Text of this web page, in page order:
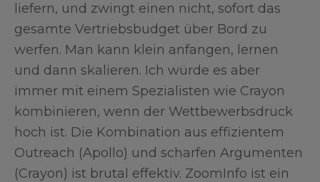
liefern, und zwingt einen nicht, sofort das
gesamte Vertriebsbudget über Bord zu
werfen. Man kann klein anfangen, lernen
und dann skalieren. Ich würde es aber
immer mit einem Spezialisten wie Crayon
kombinieren, wenn der Wettbewerbsdruck
hoch ist. Die Kombination aus effizientem
Outreach (Apollo) und scharfen Argumenten
(Crayon) ist brutal effektiv. ZoomInfo ist ein